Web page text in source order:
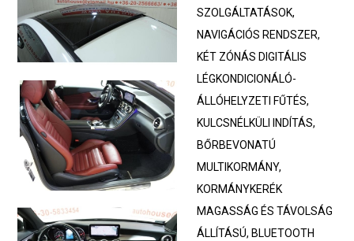
SZOLGÁLTATÁSOK,
NAVIGÁCIÓS RENDSZER,
KÉT ZÓNÁS DIGITÁLIS
LÉGKONDICIONÁLÓ-
ÁLLÓHELYZETI FŰTÉS,
KULCSNÉLKÜLI INDÍTÁS,
BŐRBEVONATÚ
MULTIKORMÁNY,
KORMÁNYKERÉK
MAGASSÁG ÉS TÁVOLSÁG
ÁLLÍTÁSÚ, BLUETOOTH